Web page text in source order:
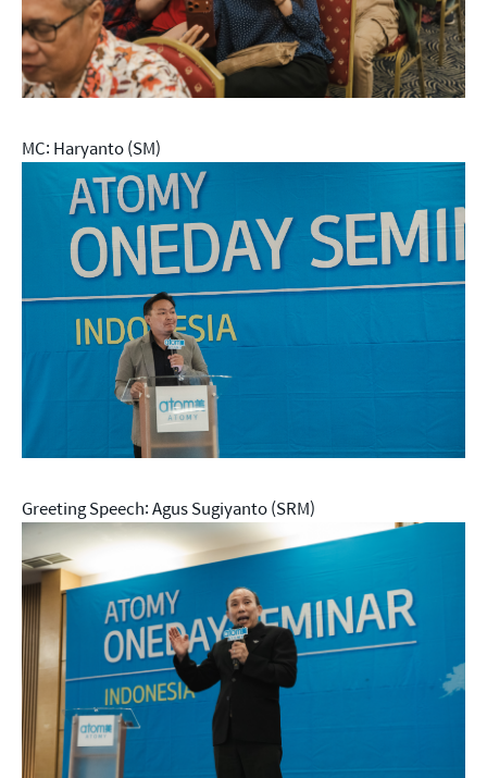
MC: Haryanto (SM)
Greeting Speech: Agus Sugiyanto (SRM)